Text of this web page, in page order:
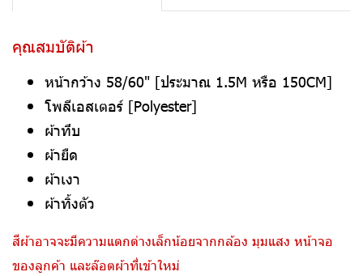
คุณสมบัติผ้า
หน้ากว้าง 58/60" [ประมาณ 1.5M หรือ 150CM]
โพลีเอสเตอร์ [Polyester]
ผ้าทึบ
ผ้ายืด
ผ้าเงา
ผ้าทิ้งตัว
สีผ้าอาจจะมีความแตกต่างเล็กน้อยจากกล้อง มุมแสง หน้าจอ
ของลูกค้า และล๊อตผ้าที่เข้าใหม่